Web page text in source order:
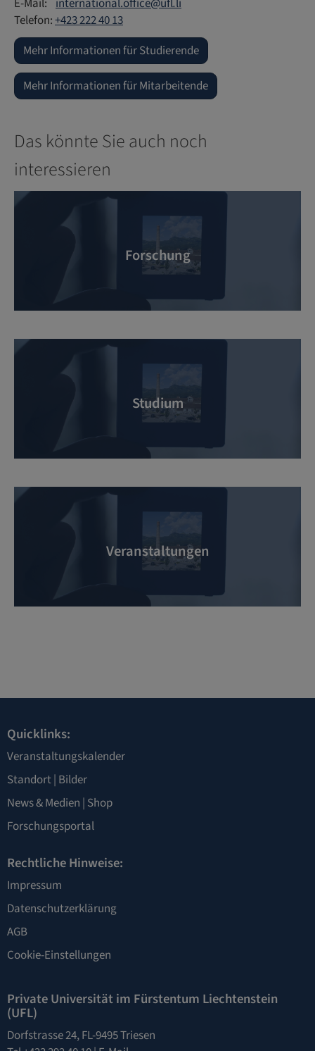
E-Mail: international.office@ufl.li
Telefon:+423 222 40 13
Mehr Informationen für Studierende
Mehr Informationen für Mitarbeitende
Das könnte Sie auch noch
interessieren
Forschung
Studium
Veranstaltungen
Quicklinks:
Veranstaltungskalender
Standort| Bilder
News & Medien | Shop
Forschungsportal
Rechtliche Hinweise:
Impressum
Datenschutzerklärung
AGB
Cookie-Einstellungen
Private Universität im Fürstentum Liechtenstein
(UFL)
Dorfstrasse 24, FL-9495 Triesen